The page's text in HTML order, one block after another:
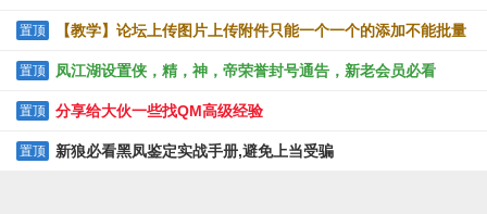
置顶 【教学】论坛上传图片上传附件只能一个一个的添加不能批量
上传的解决办法
置顶 凤江湖设置侠，精，神，帝荣誉封号通告，新老会员必看
置顶 分享给大伙一些找QM高级经验
置顶 新狼必看黑凤鉴定实战手册,避免上当受骗